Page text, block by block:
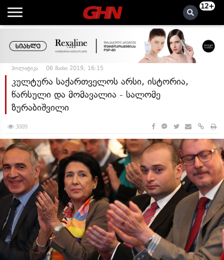
12+
პოლიტიკა 06 მაისი 2019, 16:15
კულტურა საქართველოს არსი, ისტორია,
წარსული და მომავალია - ​სალომე
ზურაბიშვილი
3009